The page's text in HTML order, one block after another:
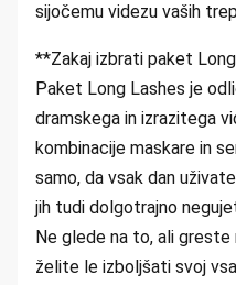
sijočemu videzu vaših
**Zakaj izbrati paket
Paket Long Lashes je
dramskega in izrazitega
kombinacije maskare in
samo, da vsak dan
jih tudi dolgotrajno
Ne glede na to, ali
želite le izboljšati svoj